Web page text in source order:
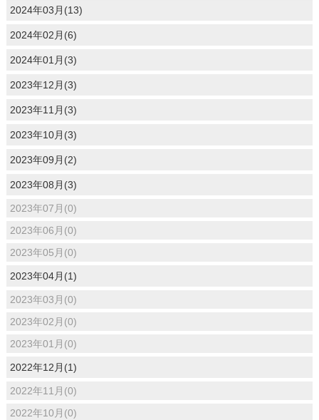
2024年03月(13)
2024年02月(6)
2024年01月(3)
2023年12月(3)
2023年11月(3)
2023年10月(3)
2023年09月(2)
2023年08月(3)
2023年07月(0)
2023年06月(0)
2023年05月(0)
2023年04月(1)
2023年03月(0)
2023年02月(0)
2023年01月(0)
2022年12月(1)
2022年11月(0)
2022年10月(0)